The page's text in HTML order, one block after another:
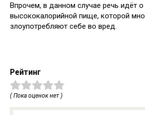
Впрочем, в данном случае речь идёт
высококалорийной пище, которой
злоупотребляют себе во вред.
Рейтинг
( Пока оценок нет )